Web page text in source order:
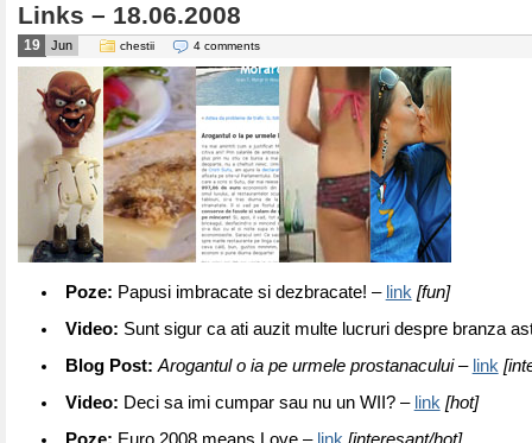
Links – 18.06.2008
19 Jun chestii 4 comments
Poze: Papusi imbracate si dezbracate! – link [fun]
Video: Sunt sigur ca ati auzit multe lucruri despre branza
Blog Post: Arogantul o ia pe urmele prostanacului– link
Video: Deci sa imi cumpar sau nu un WII? – link [hot]